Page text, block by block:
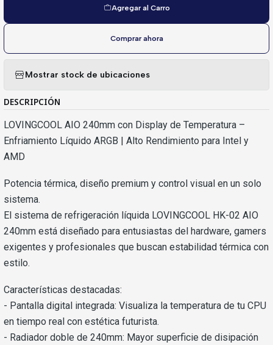
Agregar al Carro
Comprar ahora
Mostrar stock de ubicaciones
DESCRIPCIÓN
LOVINGCOOL AIO 240mm con Display de Temperatura –
Enfriamiento Líquido ARGB | Alto Rendimiento para Intel y
AMD
Potencia térmica, diseño premium y control visual en un solo
sistema.
El sistema de refrigeración líquida LOVINGCOOL HK-02 AIO
240mm está diseñado para entusiastas del hardware, gamers
exigentes y profesionales que buscan estabilidad térmica con
estilo.
Características destacadas:
- Pantalla digital integrada: Visualiza la temperatura de tu CPU
en tiempo real con estética futurista.
- Radiador doble de 240mm: Mayor superficie de disipación